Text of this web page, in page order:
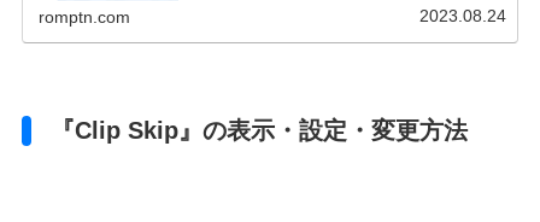
romptn.com 2023.08.24
『Clip Skip』の表示・設定・変更方法